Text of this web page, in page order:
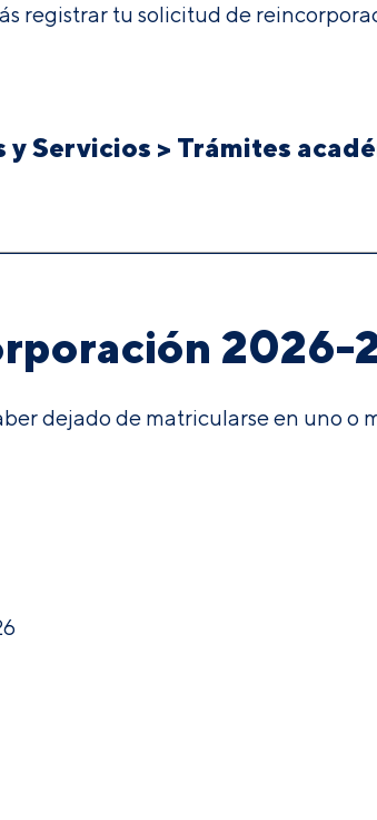
registrar tu solicitud de
y Servicios > Trámites
2026-
dejado de matricularse en uno o